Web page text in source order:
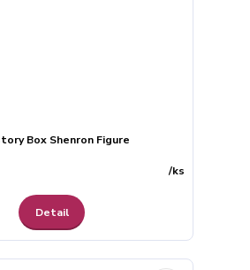
Box Shenron Figure
/ks
Detail